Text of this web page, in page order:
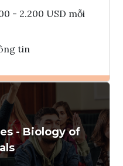
- 2.200 USD mỗi
tin
Ghi danh
Tham vấn Interlink
- Biology of